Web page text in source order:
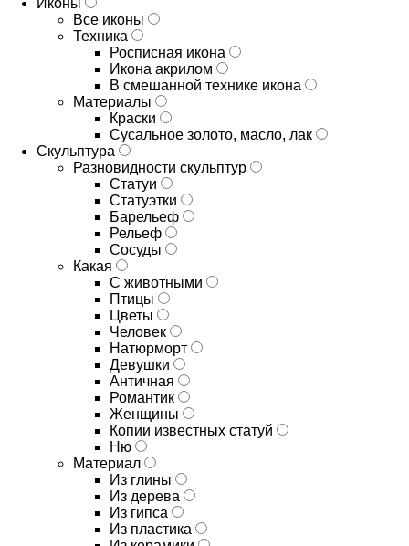
Иконы
Все иконы
Техника
Росписная икона
Икона акрилом
В смешанной технике икона
Материалы
Краски
Сусальное золото, масло, лак
Скульптура
Разновидности скульптур
Статуи
Статуэтки
Барельеф
Рельеф
Сосуды
Какая
С животными
Птицы
Цветы
Человек
Натюрморт
Девушки
Античная
Романтик
Женщины
Копии известных статуй
Ню
Материал
Из глины
Из дерева
Из гипса
Из пластика